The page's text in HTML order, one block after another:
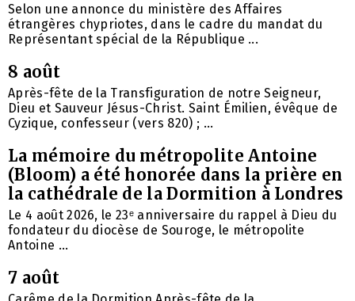
Selon une annonce du ministère des Affaires
étrangères chypriotes, dans le cadre du mandat du
Représentant spécial de la République ...
8 août
Après-fête de la Transfiguration de notre Seigneur,
Dieu et Sauveur Jésus-Christ. Saint Émilien, évêque de
Cyzique, confesseur (vers 820) ; ...
La mémoire du métropolite Antoine
(Bloom) a été honorée dans la prière en
la cathédrale de la Dormition à Londres
Le 4 août 2026, le 23ᵉ anniversaire du rappel à Dieu du
fondateur du diocèse de Souroge, le métropolite
Antoine ...
7 août